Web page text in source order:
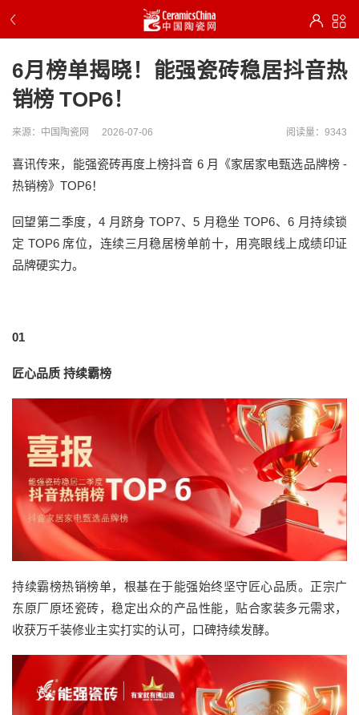
6月榜单揭晓！能强瓷砖稳居抖音热
销榜 TOP6！
来源：中国陶瓷网 2026-07-06 阅读量：9343
喜讯传来，能强瓷砖再度上榜抖音 6 月《家居家电甄选品牌榜 -
热销榜》TOP6！
回望第二季度，4 月跻身 TOP7、5 月稳坐 TOP6、6 月持续锁
定 TOP6 席位，连续三月稳居榜单前十，用亮眼线上成绩印证
品牌硬实力。
01
匠心品质 持续霸榜
持续霸榜热销榜单，根基在于能强始终坚守匠心品质。正宗广
东原厂原坯瓷砖，稳定出众的产品性能，贴合家装多元需求，
收获万千装修业主实打实的认可，口碑持续发酵。